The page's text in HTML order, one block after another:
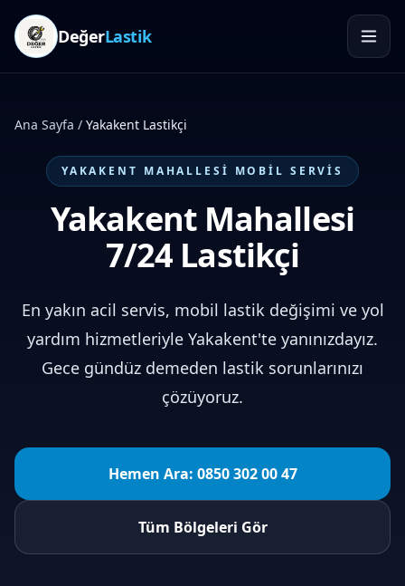
DeğerLastik
Ana Sayfa / Yakakent Lastikçi
YAKAKENT MAHALLESI MOBIL SERVIS
Yakakent Mahallesi
7/24 Lastikçi
En yakın acil servis, mobil lastik değişimi ve yol
yardım hizmetleriyle Yakakent'te yanınızdayız.
Gece gündüz demeden lastik sorunlarınızı
çözüyoruz.
Hemen Ara: 0850 302 00 47
Tüm Bölgeleri Gör